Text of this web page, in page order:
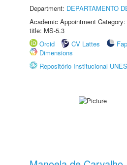
Department: DEPARTAMENTO
Academic Appointment
title: MS-5.3
Orcid
CV Lattes
Dimensions
Repositório Institucional